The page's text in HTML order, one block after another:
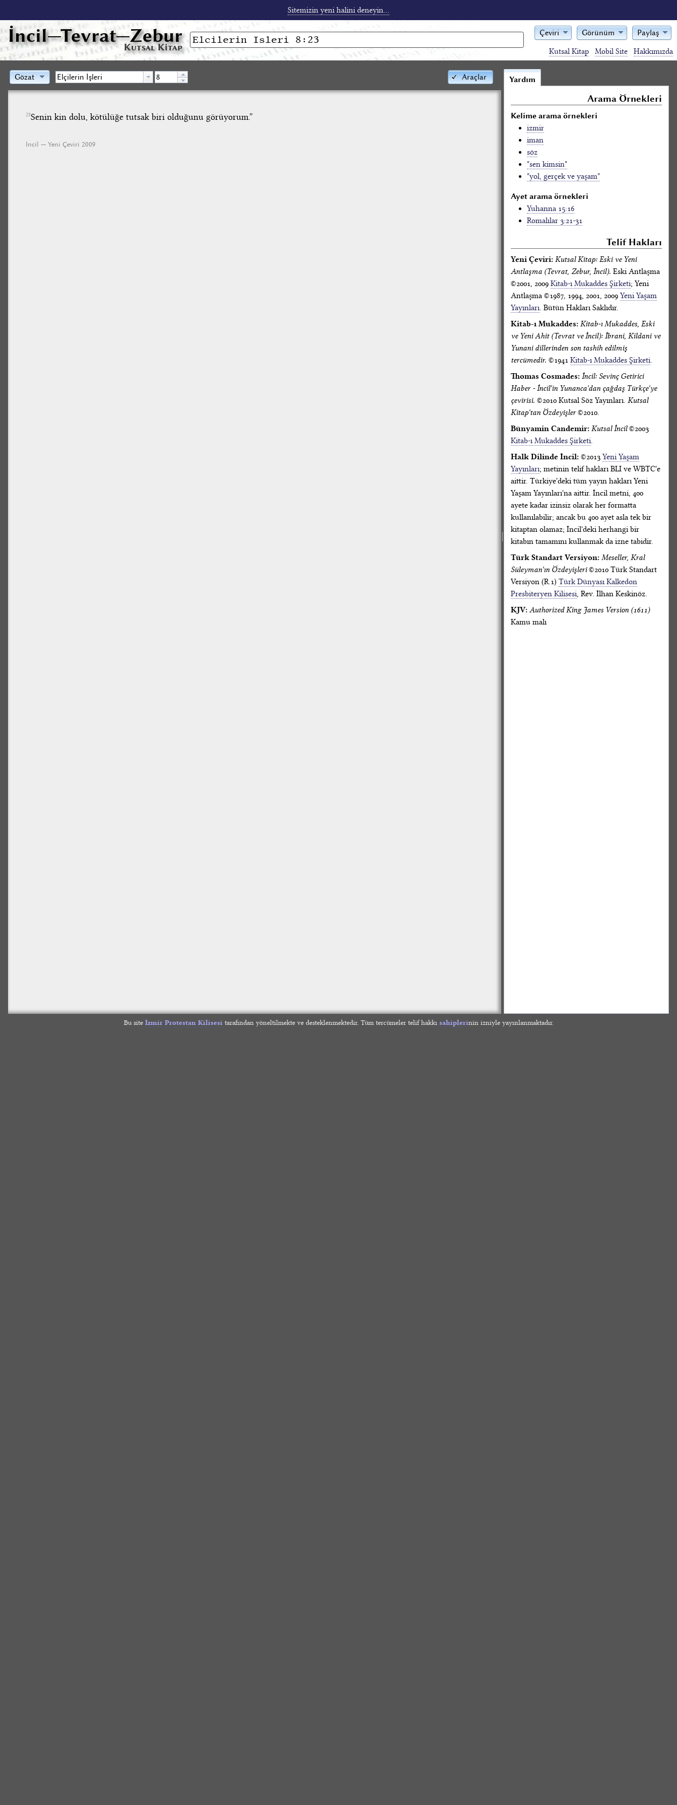
Sitemizin yeni halini deneyin...
İncil—Tevrat—Zebur
Kutsal Kitap
Çeviri Görünüm Paylaş
Kutsal Kitap Mobil Site Hakkımızda
Araçlar
Gözat
23Senin kin dolu, kötülüğe tutsak biri olduğunu görüyorum.”
İncil — Yeni Çeviri 2009
Yardım
Arama Örnekleri
Kelime arama örnekleri
izmir
iman
söz
"sen kimsin"
"yol, gerçek ve yaşam"
Ayet arama örnekleri
Yuhanna 15:16
Romalılar 3:21-31
Telif Hakları
Yeni Çeviri: Kutsal Kitap: Eski ve Yeni
Antlaşma (Tevrat, Zebur, İncil). Eski Antlaşma
©2001, 2009 Kitab-ı Mukaddes Şirketi; Yeni
Antlaşma ©1987, 1994, 2001, 2009 Yeni Yaşam
Yayınları. Bütün Hakları Saklıdır.
Kitab-ı Mukaddes: Kitab-ı Mukaddes, Eski
ve Yeni Ahit (Tevrat ve İncil): İbrani, Kildani ve
Yunani dillerinden son tashih edilmiş
tercümedir. ©1941 Kitab-ı Mukaddes Şirketi.
Thomas Cosmades: İncil: Sevinç Getirici
Haber - İncil'in Yunanca'dan çağdaş Türkçe'ye
çevirisi. ©2010 Kutsal Söz Yayınları. Kutsal
Kitap'tan Özdeyişler©2010.
Bünyamin Candemir: Kutsal İncil©2003
Kitab-ı Mukaddes Şirketi.
Halk Dilinde İncil: ©2013 Yeni Yaşam
Yayınları; metinin telif hakları BLI ve WBTC'e
aittir. Türkiye'deki tüm yayın hakları Yeni
Yaşam Yayınları'na aittir. İncil metni, 400
ayete kadar izinsiz olarak her formatta
kullanılabilir; ancak bu 400 ayet asla tek bir
kitaptan olamaz; İncil'deki herhangi bir
kitabın tamamını kullanmak da izne tabidir.
Türk Standart Versiyon: Meseller, Kral
Süleyman'ın Özdeyişleri©2010 Türk Standart
Versiyon (R.1) Türk Dünyası Kalkedon
Presbiteryen Kilisesi, Rev. İlhan Keskinöz.
KJV: Authorized King James Version (1611)
Kamu malı
Bu site İzmir Protestan Kilisesitarafından yöneltilmekte ve desteklenmektedir. Tüm tercümeler telif hakkı sahiplerinin izniyle yayınlanmaktadır.